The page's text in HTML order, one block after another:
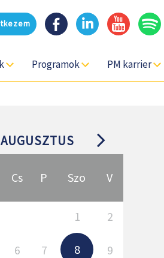
Programok PM karrier
AUGUSZTUS
Cs P Szo V
1 2
6 7 8 9